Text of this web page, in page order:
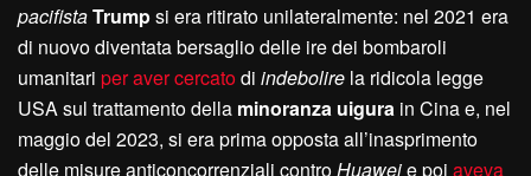
pacifistaTrumpsi era ritirato unilateralmente: nel 2021 era
di nuovo diventata bersaglio delle ire dei bombaroli
umanitari per aver cercatodi indebolire la ridicola legge
USA sul trattamento della minoranza uigura in Cina e, nel
maggio del 2023, si era prima opposta all’inasprimento
delle misure anticoncorrenziali controHuaweie poi aveva